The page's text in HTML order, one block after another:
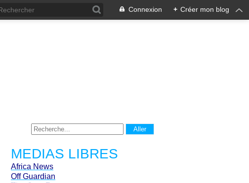
Connexion + Créer mon blog
MEDIAS LIBRES
Africa News
Off Guardian